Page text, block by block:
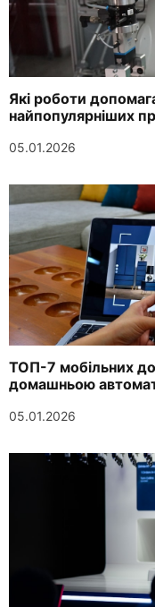
Які роботи
найпопулярніших
05.01.2026
ТОП-7 мобільних
домашньою
05.01.2026